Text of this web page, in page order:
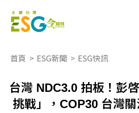
首頁 > ESG新聞 > ESG快訊
台灣 NDC3.0 拍板！彭
挑戰」，COP30 台灣